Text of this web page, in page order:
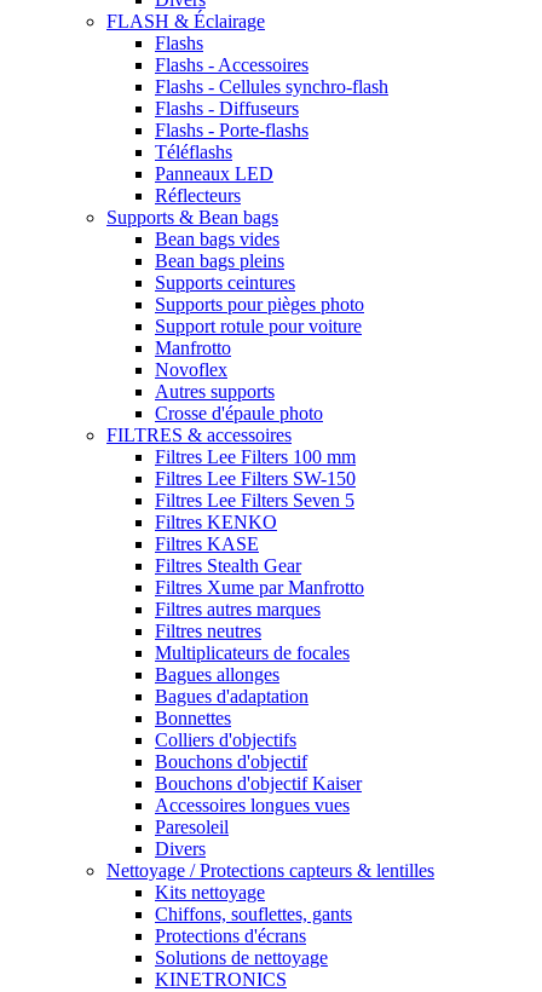
FLASH & Éclairage
Flashs
Flashs - Accessoires
Flashs - Cellules synchro-flash
Flashs - Diffuseurs
Flashs - Porte-flashs
Téléflashs
Panneaux LED
Réflecteurs
Supports & Bean bags
Bean bags vides
Bean bags pleins
Supports ceintures
Supports pour pièges photo
Support rotule pour voiture
Manfrotto
Novoflex
Autres supports
Crosse d'épaule photo
FILTRES & accessoires
Filtres Lee Filters 100 mm
Filtres Lee Filters SW-150
Filtres Lee Filters Seven 5
Filtres KENKO
Filtres KASE
Filtres Stealth Gear
Filtres Xume par Manfrotto
Filtres autres marques
Filtres neutres
Multiplicateurs de focales
Bagues allonges
Bagues d'adaptation
Bonnettes
Colliers d'objectifs
Bouchons d'objectif
Bouchons d'objectif Kaiser
Accessoires longues vues
Paresoleil
Divers
Nettoyage / Protections capteurs & lentilles
Kits nettoyage
Chiffons, souflettes, gants
Protections d'écrans
Solutions de nettoyage
KINETRONICS